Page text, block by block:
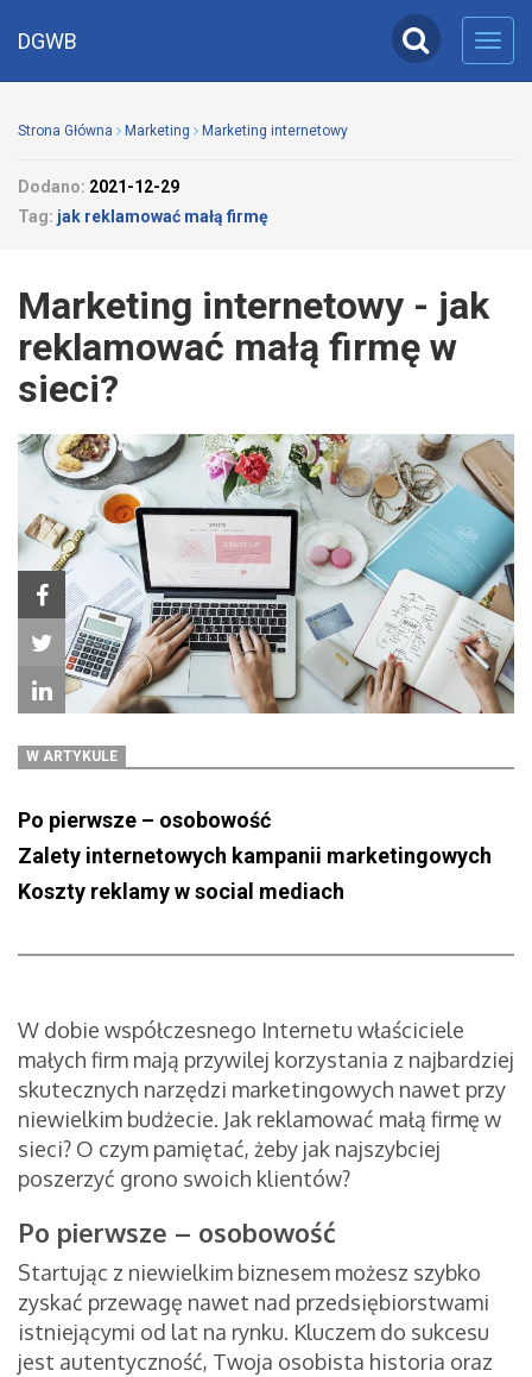
DGWB
Strona Główna Marketing Marketing internetowy
Dodano: 2021-12-29
Tag: jak reklamować małą firmę
Marketing internetowy - jak
reklamować małą firmę w
sieci?
W ARTYKULE
Po pierwsze – osobowość
Zalety internetowych kampanii marketingowych
Koszty reklamy w social mediach
W dobie współczesnego Internetu właściciele
małych firm mają przywilej korzystania z najbardziej
skutecznych narzędzi marketingowych nawet przy
niewielkim budżecie. Jak reklamować małą firmę w
sieci? O czym pamiętać, żeby jak najszybciej
poszerzyć grono swoich klientów?
Po pierwsze – osobowość
Startując z niewielkim biznesem możesz szybko
zyskać przewagę nawet nad przedsiębiorstwami
istniejącymi od lat na rynku. Kluczem do sukcesu
jest autentyczność, Twoja osobista historia oraz